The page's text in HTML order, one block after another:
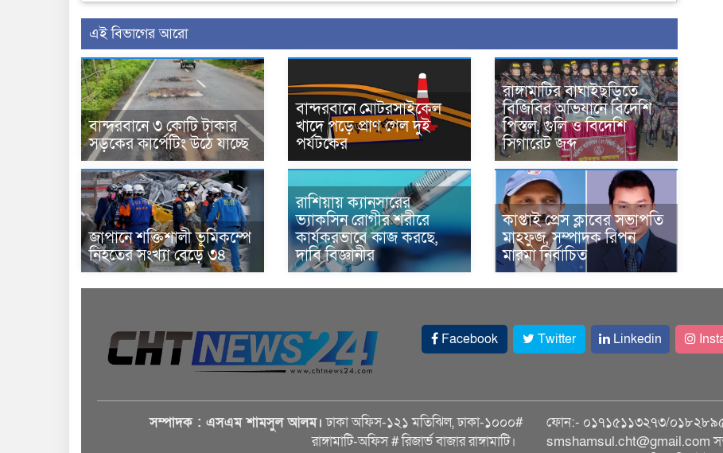
এই বিভাগের আরো
বান্দরবানে ৩ কোটি টাকার
সড়কের কার্পেটিং উঠে যাচ্ছে
বান্দরবানে মোটরসাইকেল
খাদে পড়ে প্রাণ গেল দুই
পর্যটকের
রাঙ্গামাটির বাঘাইছড়িতে
বিজিবির অভিযানে বিদেশি
পিস্তল, গুলি ও বিদেশি
সিগারেট জব্দ
জাপানে শক্তিশালী ভূমিকম্পে
নিহতের সংখ্যা বেড়ে ৩৪
রাশিয়ায় ক্যানসারের
ভ্যাকসিন রোগীর শরীরে
কার্যকরভাবে কাজ করছে,
দাবি বিজ্ঞানীর
কাপ্তাই প্রেস ক্লাবের সভাপতি
মাহফুজ, সম্পাদক রিপন
মারমা নির্বাচিত
Facebook Twitter Linkedin
সম্পাদক : এসএম শামসুল আলম। ঢাকা অফিস-১২১ মতিঝিল, ঢাকা-১০০০#
রাঙ্গামাটি-অফিস # রিজার্ভ বাজার রাঙ্গামাটি।
ফোন:- ০১৭১৫১১৩২৭৩/
smshamsul.cht@gmail.com